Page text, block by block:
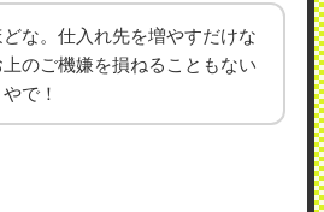
な。仕入れ先を増やすだけな
上のご機嫌を損ねることもない
で！